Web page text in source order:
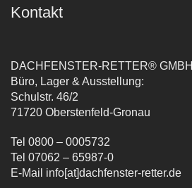
Kontakt
DACHFENSTER-RETTER® GMBH
Büro, Lager & Ausstellung:
Schulstr. 46/2
71720 Oberstenfeld-Gronau
Tel 0800 – 0005732
Tel 07062 – 65987-0
E-Mail info[at]dachfenster-retter.de